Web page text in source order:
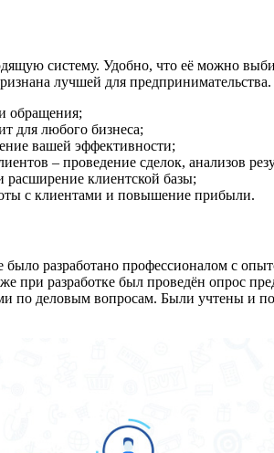
систему. Удобно, что её можно
лучшей для
обращения;
для любого бизнеса;
вашей эффективности;
– проведение сделок, анализов
расширение клиентской базы;
с клиентами и повышение прибыли.
разработано профессионалом с
при разработке был проведён опрос
по деловым вопросам. Были учтены и